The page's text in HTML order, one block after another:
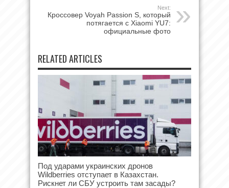
Next:
Кроссовер Voyah Passion S, который
потягается с Xiaomi YU7:
официальные фото
RELATED ARTICLES
Под ударами украинских дронов
Wildberries отступает в Казахстан.
Рискнет ли СБУ устроить там засады?